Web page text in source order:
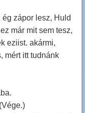
zápor lesz, Huld
már mit sem tesz,
eziist. akármi,
mért itt tudnánk